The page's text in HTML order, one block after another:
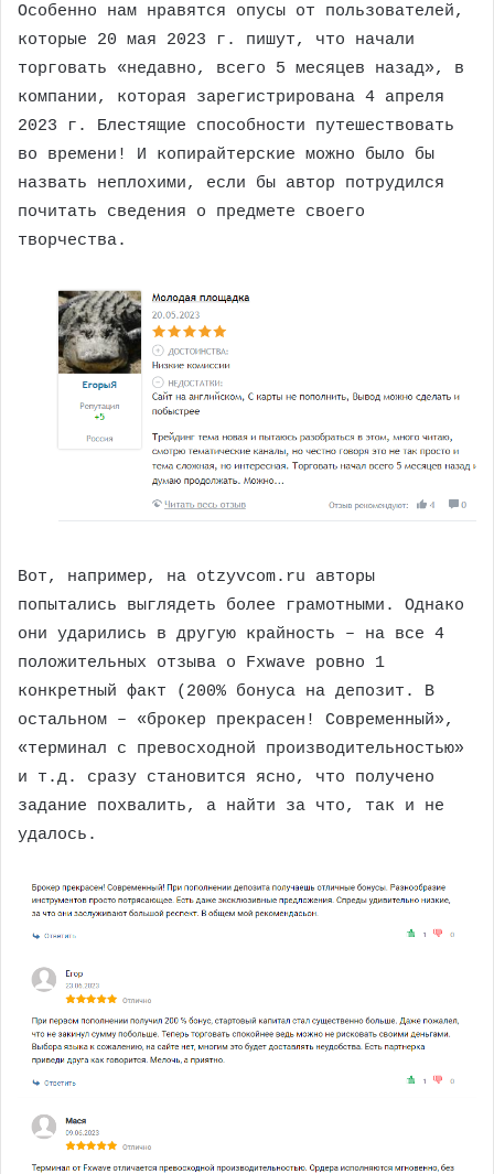
Особенно нам нравятся опусы от пользователей,
которые 20 мая 2023 г. пишут, что начали
торговать «недавно, всего 5 месяцев назад», в
компании, которая зарегистрирована 4 апреля
2023 г. Блестящие способности путешествовать
во времени! И копирайтерские можно было бы
назвать неплохими, если бы автор потрудился
почитать сведения о предмете своего
творчества.
Вот, например, на otzyvcom.ru авторы
попытались выглядеть более грамотными. Однако
они ударились в другую крайность – на все 4
положительных отзыва о Fxwave ровно 1
конкретный факт (200% бонуса на депозит. В
остальном – «брокер прекрасен! Современный»,
«терминал с превосходной производительностью»
и т.д. сразу становится ясно, что получено
задание похвалить, а найти за что, так и не
удалось.